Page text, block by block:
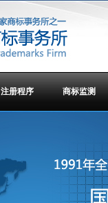
注册程序 商标监测